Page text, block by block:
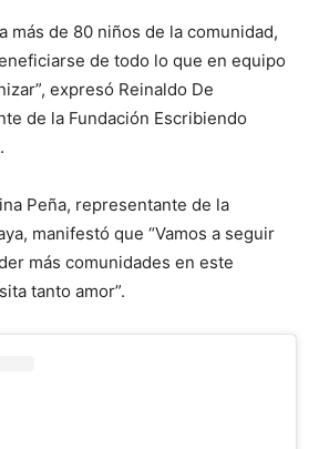
más de 80 niños de la comunidad,
de todo lo que en equipo
expresó Reinaldo De
de la Fundación Escribiendo
Peña, representante de la
manifestó que “Vamos a seguir
más comunidades en este
tanto amor”.